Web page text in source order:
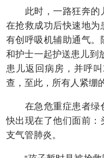
此时，一路狂奔的儿
在抢救成功后快速地为
有创呼吸机辅助通气。
和护士一起护送患儿到
患儿返回病房，并呼
查，至此，所有人紧绷
在急危重症患者绿
快出现在了他们面前：
支气管肺炎。